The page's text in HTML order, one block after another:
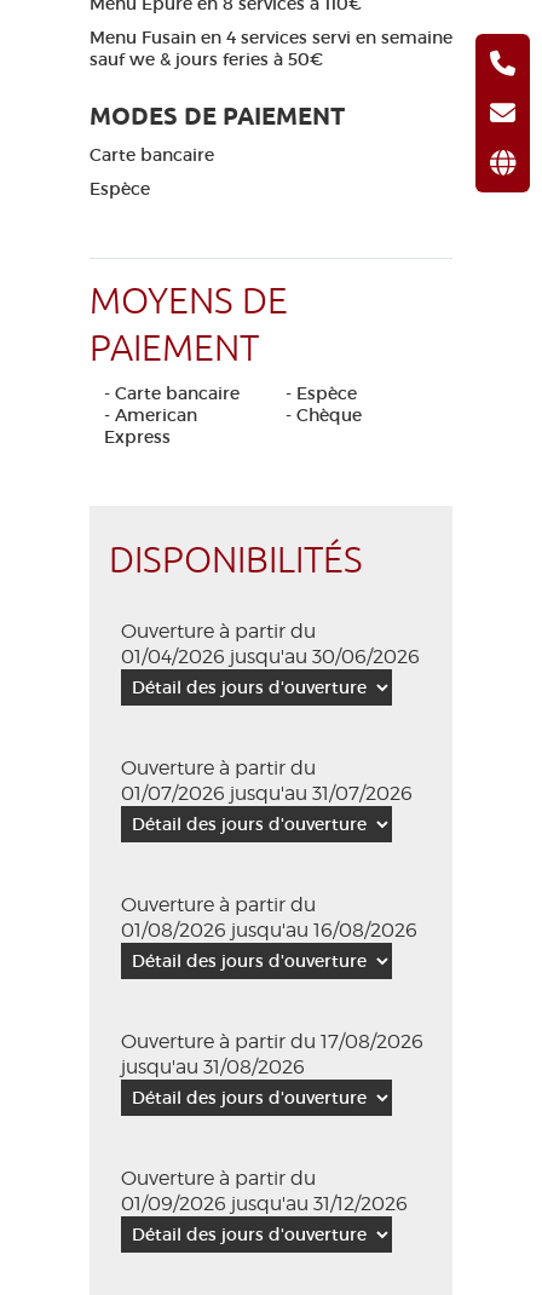
Menu Fusain en 4 services servi en semaine
sauf we & jours feries à 50€
MODES DE PAIEMENT
Carte bancaire
Espèce
MOYENS DE
PAIEMENT
- Carte bancaire
- Espèce
- American
Express
- Chèque
DISPONIBILITÉS
Ouverture à partir du
01/04/2026 jusqu'au 30/06/2026
Ouverture à partir du
01/07/2026 jusqu'au 31/07/2026
Ouverture à partir du
01/08/2026 jusqu'au 16/08/2026
Ouverture à partir du 17/08/2026
jusqu'au 31/08/2026
Ouverture à partir du
01/09/2026 jusqu'au 31/12/2026